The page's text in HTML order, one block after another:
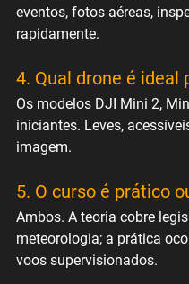
eventos, fotos aéreas,
rapidamente.
4. Qual drone é ideal
Os modelos DJI Mini 2,
iniciantes. Leves,
imagem.
5. O curso é prático
Ambos. A teoria cobre
meteorologia; a prática
voos supervisionados.